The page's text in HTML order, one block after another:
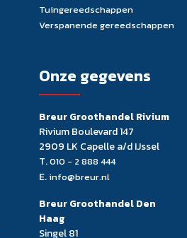
Tuingereedschappen
Verspanende gereedschappen
Onze gegevens
Breur Groothandel Rivium
Rivium Boulevard 147
2909 LK Capelle a/d IJssel
T.010 - 2 888 444
E. info@breur.nl
Breur Groothandel Den
Haag
Singel 81